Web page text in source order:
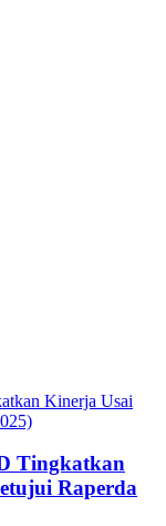
Tingkatkan
Raperda